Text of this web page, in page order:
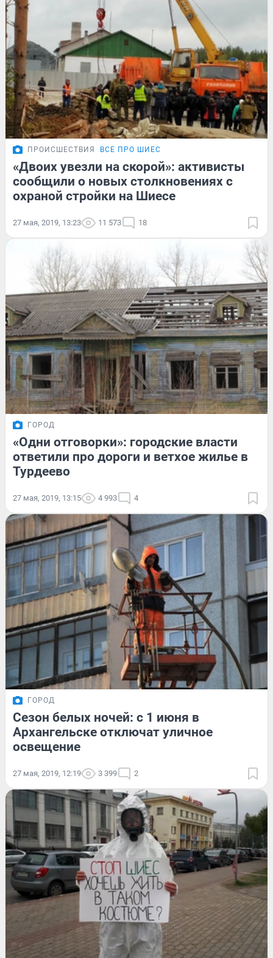
ПРОИСШЕСТВИЯ ВСЕ ПРО ШИЕС
«Двоих увезли на скорой»: активисты
сообщили о новых столкновениях с
охраной стройки на Шиесе
27 мая, 2019, 13:23 11 573 18
ГОРОД
«Одни отговорки»: городские власти
ответили про дороги и ветхое жилье в
Турдеево
27 мая, 2019, 13:15 4 993 4
ГОРОД
Сезон белых ночей: с 1 июня в
Архангельске отключат уличное
освещение
27 мая, 2019, 12:19 3 399 2